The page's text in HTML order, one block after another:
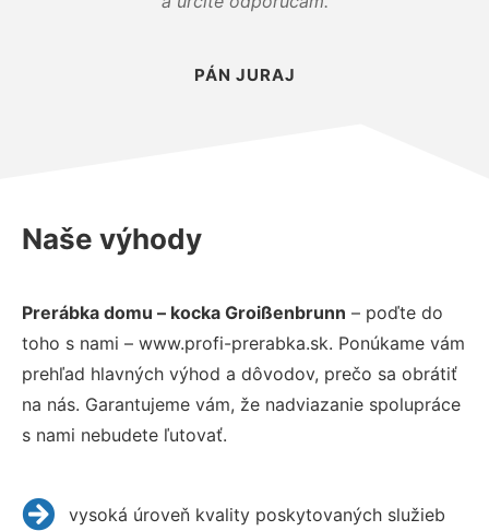
PÁN JURAJ
Naše výhody
Prerábka domu – kocka Groißenbrunn – poďte do
toho s nami – www.profi-prerabka.sk. Ponúkame vám
prehľad hlavných výhod a dôvodov, prečo sa obrátiť
na nás. Garantujeme vám, že nadviazanie spolupráce
s nami nebudete ľutovať.
vysoká úroveň kvality poskytovaných služieb